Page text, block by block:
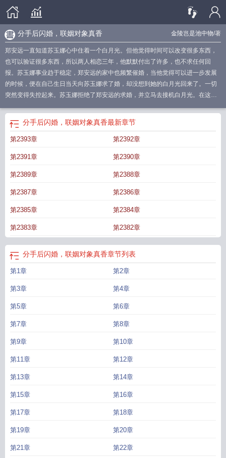
金陵岂是池中物/著
分手后闪婚，联姻对象真香
郑安远一直知道苏玉娜心中住着一个白月光。但他觉得时间可以改变很多东西，
也可以验证很多东西，所以两人相恋三年，他默默付出了许多，也不求任何回
报。苏玉娜事业趋于稳定，郑安远的家中也频繁催婚，当他觉得可以进一步发展
的时候，便在自己生日当天向苏玉娜求了婚，却没想到她的白月光回来了。一切
突然变得失控起来。苏玉娜拒绝了郑安远的求婚，并立马去接机白月光。在这一
他选择听从家里安排联姻，闪婚了别人。当郑安远默默收拾东西走后，得知真相
的苏玉娜却疯了，她立马甩开白月光，找到郑安远，哭的梨花带雨。“安远，
你......不要我了吗？”郑安远语气淡漠：“你为什么会觉得，你只要回头，我就会一
的人后悔吗
那些分手后立即闪婚的都怎样了 分手后 我和前男友闪婚了
立马闪婚的女人
和前任分手后他闪婚了
我闪婚了 千峰
分手后闪婚的女人心理
吗分手后闪婚TXT怎么 分手后前男友闪婚了分手后前任闪婚
幸福吗分手后闪婚是忘记前任 分手后闪婚的女生
姻对象真香分手后又联姻分手后闪婚了男友分手后闪婚了分手后又联姻了男
的分手后闪婚 分手后闪婚的男人和前男友分手后闪婚
后立马闪婚的男人分手后闪婚的男人心理
分手后闪婚，联姻对象真香最新章节
第2393章 第2392章
第2391章 第2390章
第2389章 第2388章
第2387章 第2386章
第2385章 第2384章
第2383章 第2382章
分手后闪婚，联姻对象真香章节列表
第1章 第2章
第3章 第4章
第5章 第6章
第7章 第8章
第9章 第10章
第11章 第12章
第13章 第14章
第15章 第16章
第17章 第18章
第19章 第20章
第21章 第22章